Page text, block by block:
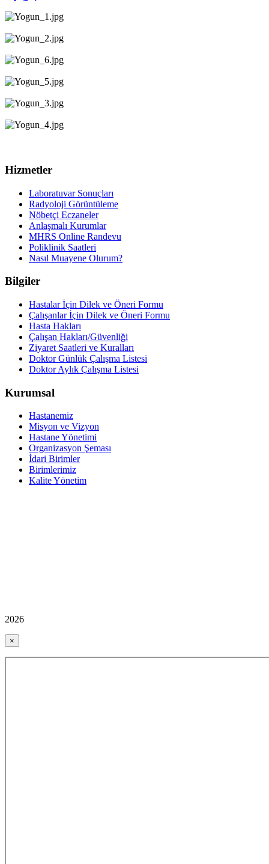
Hizmetler
Laboratuvar Sonuçları
Radyoloji Görüntüleme
Nöbetçi Eczaneler
Anlaşmalı Kurumlar
MHRS Online Randevu
Poliklinik Saatleri
Nasıl Muayene Olurum?
Bilgiler
Hastalar İçin Dilek ve Öneri Formu
Çalışanlar İçin Dilek ve Öneri Formu
Hasta Hakları
Çalışan Hakları/Güvenliği
Ziyaret Saatleri ve Kuralları
Doktor Günlük Çalışma Listesi
Doktor Aylık Çalışma Listesi
Kurumsal
Hastanemiz
Misyon ve Vizyon
Hastane Yönetimi
Organizasyon Şeması
İdari Birimler
Birimlerimiz
Kalite Yönetim
2026
×